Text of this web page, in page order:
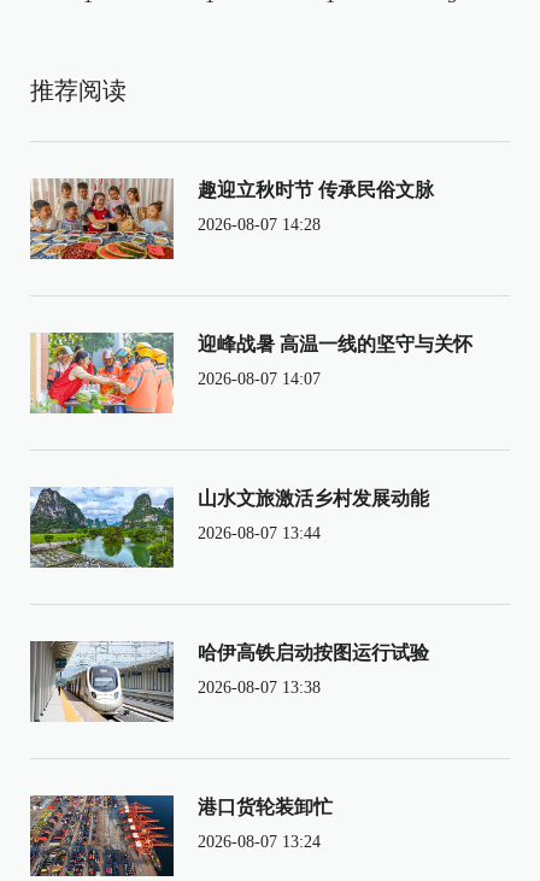
推荐阅读
趣迎立秋时节 传承民俗文脉
2026-08-07 14:28
迎峰战暑 高温一线的坚守与关怀
2026-08-07 14:07
山水文旅激活乡村发展动能
2026-08-07 13:44
哈伊高铁启动按图运行试验
2026-08-07 13:38
港口货轮装卸忙
2026-08-07 13:24